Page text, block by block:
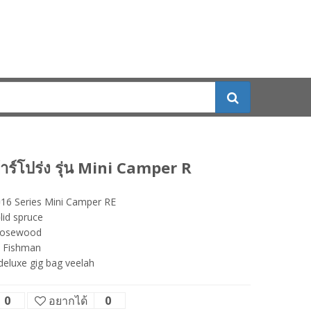
ร์โปร่ง รุ่น Mini Camper R
Series Mini Camper RE
spruce
Fishman
gig bag veelah
0 อยากได้ 0